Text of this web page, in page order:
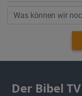
Der Bibel